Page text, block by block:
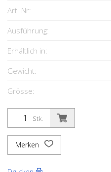
Art. Nr:
Ausführung:
Erhältlich in:
Gewicht:
Grösse:
Stk.
Merken